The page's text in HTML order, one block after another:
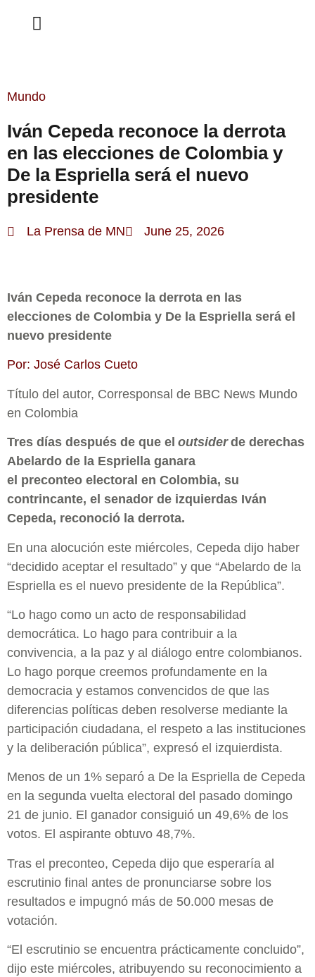
Mundo
Iván Cepeda reconoce la derrota
en las elecciones de Colombia y
De la Espriella será el nuevo
presidente
La Prensa de MN June 25, 2026
Iván Cepeda reconoce la derrota en las
elecciones de Colombia y De la Espriella será el
nuevo presidente
Por: José Carlos Cueto
Título del autor, Corresponsal de BBC News Mundo
en Colombia
Tres días después de que el outsiderde derechas
Abelardo de la Espriella ganara
el preconteo electoral en Colombia, su
contrincante, el senador de izquierdas Iván
Cepeda, reconoció la derrota.
En una alocución este miércoles, Cepeda dijo haber
“decidido aceptar el resultado” y que “Abelardo de la
Espriella es el nuevo presidente de la República”.
“Lo hago como un acto de responsabilidad
democrática. Lo hago para contribuir a la
convivencia, a la paz y al diálogo entre colombianos.
Lo hago porque creemos profundamente en la
democracia y estamos convencidos de que las
diferencias políticas deben resolverse mediante la
participación ciudadana, el respeto a las instituciones
y la deliberación pública”, expresó el izquierdista.
Menos de un 1% separó a De la Espriella de Cepeda
en la segunda vuelta electoral del pasado domingo
21 de junio. El ganador consiguió un 49,6% de los
votos. El aspirante obtuvo 48,7%.
Tras el preconteo, Cepeda dijo que esperaría al
escrutinio final antes de pronunciarse sobre los
resultados e impugnó más de 50.000 mesas de
votación.
“El escrutinio se encuentra prácticamente concluido”,
dijo este miércoles, atribuyendo su reconocimiento a